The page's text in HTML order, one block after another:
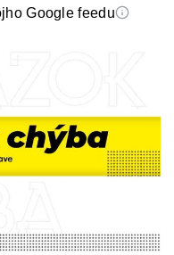
Google feedu